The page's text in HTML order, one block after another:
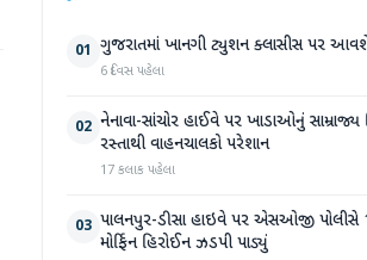
01 ગુજરાતમાં ખાનગી ટ્યુશન ક્લાસીસ પર
6 દિવસ પહેલા
02 નેનાવા-સાંચોર હાઈવે પર ખાડાઓનું સામ્રાજ્ય
રસ્તાથી વાહનચાલકો પરેશાન
17 કલાક પહેલા
03 પાલનપુર-ડીસા હાઇવે પર એસઓજી પોલીસે
મોર્ફિન હિરોઈન ઝડપી પાડ્યું